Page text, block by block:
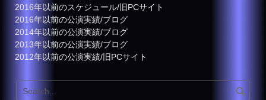
2016年以前のスケジュール/旧PCサイト
2016年以前の公演実績/ブログ
2014年以前の公演実績/ブログ
2013年以前の公演実績/ブログ
2012年以前の公演実績/旧PCサイト